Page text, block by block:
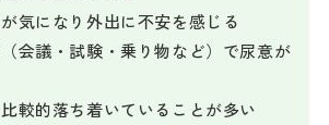
気になり外出に不安を感じる
会議・試験・乗り物など）で尿意が
較的落ち着いていることが多い